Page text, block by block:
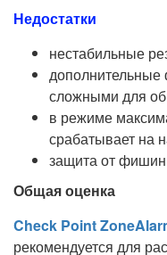
Недостатки
нестабильные
сложными для
в режиме
срабатывает на
защита от
Общая оценка
Check Point
рекомендуется для